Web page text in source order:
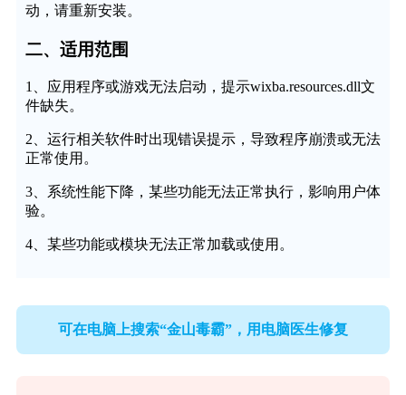
动，请重新安装。
二、适用范围
1、应用程序或游戏无法启动，提示wixba.resources.dll文
件缺失。
2、运行相关软件时出现错误提示，导致程序崩溃或无法
正常使用。
3、系统性能下降，某些功能无法正常执行，影响用户体
验。
4、某些功能或模块无法正常加载或使用。
可在电脑上搜索“金山毒霸”，用电脑医生修复